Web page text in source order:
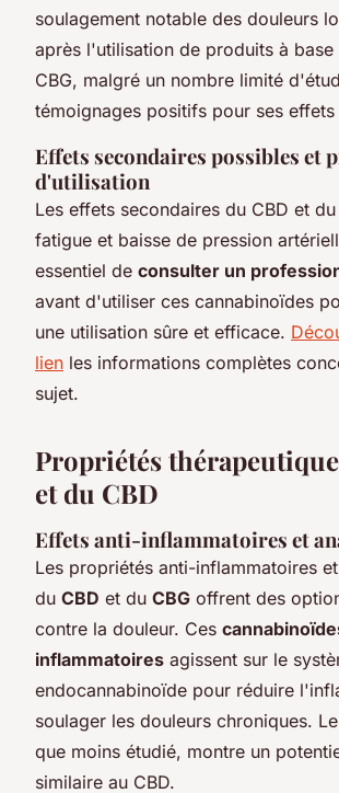
soulagement notable des douleurs
après l'utilisation de produits à base
CBG, malgré un nombre limité
témoignages positifs pour ses effets
Effets secondaires possibles et
d'utilisation
Les effets secondaires du CBD et
fatigue et baisse de pression
essentiel de consulter un
avant d'utiliser ces cannabinoïdes
une utilisation sûre et efficace.
lien les informations complètes
sujet.
Propriétés
et du CBD
Effets anti-inflammatoires et
Les propriétés anti-inflammatoires
du CBD et du CBG offrent des
contre la douleur. Ces
inflammatoires agissent sur le
endocannabinoïde pour réduire
soulager les douleurs chroniques.
que moins étudié, montre un
similaire au CBD.